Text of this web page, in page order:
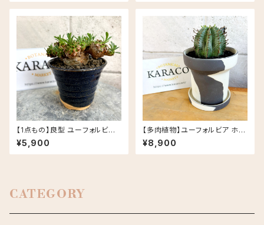
【1点もの】良型 ユーフォルビア
峨眉山 信楽焼 陶器鉢 多肉植物
¥5,900
【多肉植物】ユーフォルビア ホリ
ダ PLUS the green FIKA PO
T セサミラテ
¥8,900
CATEGORY